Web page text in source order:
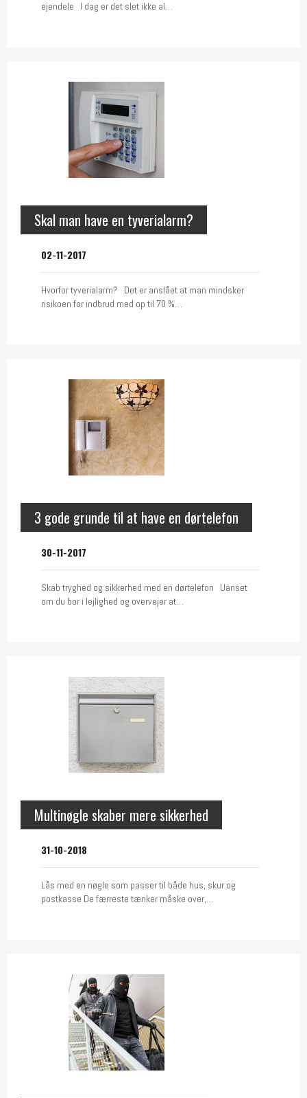
ejendele I dag er det slet ikke al…
Skal man have en tyverialarm?
02-11-2017
Hvorfor tyverialarm? Det er anslået at man mindsker
risikoen for indbrud med op til 70 %…
3 gode grunde til at have en dørtelefon
30-11-2017
Skab tryghed og sikkerhed med en dørtelefon Uanset
om du bor i lejlighed og overvejer at…
Multinøgle skaber mere sikkerhed
31-10-2018
Lås med en nøgle som passer til både hus, skur og
postkasse De færreste tænker måske over,…